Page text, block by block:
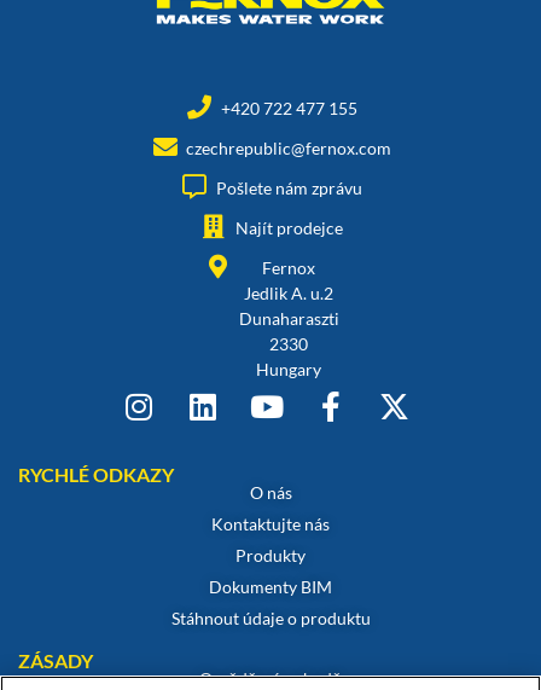
+420 722 477 155
czechrepublic@fernox.com
Pošlete nám zprávu
Najít prodejce
Fernox
Jedlik A. u.2
Dunaharaszti
2330
Hungary
RYCHLÉ ODKAZY
O nás
Kontaktujte nás
Produkty
Dokumenty BIM
Stáhnout údaje o produktu
ZÁSADY
Osvědčení o shodě